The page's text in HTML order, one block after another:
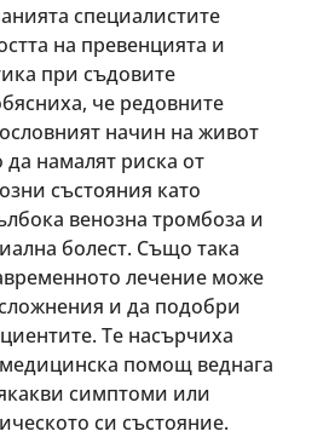
специалистите
на превенцията и
при съдовите
че редовните
начин на живот
да намалят риска от
състояния като
венозна тромбоза и
болест. Също така
лечение може
и да подобри
Те насърчиха
помощ веднага
симптоми или
си състояние.